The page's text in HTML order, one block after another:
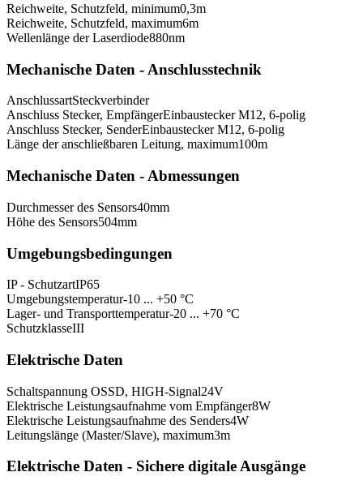
Reichweite, Schutzfeld, minimum0,3m
Reichweite, Schutzfeld, maximum6m
Wellenlänge der Laserdiode880nm
Mechanische Daten - Anschlusstechnik
AnschlussartSteckverbinder
Anschluss Stecker, EmpfängerEinbaustecker M12, 6-polig
Anschluss Stecker, SenderEinbaustecker M12, 6-polig
Länge der anschließbaren Leitung, maximum100m
Mechanische Daten - Abmessungen
Durchmesser des Sensors40mm
Höhe des Sensors504mm
Umgebungsbedingungen
IP - SchutzartIP65
Umgebungstemperatur-10 ... +50 °C
Lager- und Transporttemperatur-20 ... +70 °C
SchutzklasseIII
Elektrische Daten
Schaltspannung OSSD, HIGH-Signal24V
Elektrische Leistungsaufnahme vom Empfänger8W
Elektrische Leistungsaufnahme des Senders4W
Leitungslänge (Master/Slave), maximum3m
Elektrische Daten - Sichere digitale Ausgänge